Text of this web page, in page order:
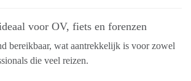
voor OV, fiets en forenzen
bereikbaar, wat aantrekkelijk is voor zowel
die veel reizen.